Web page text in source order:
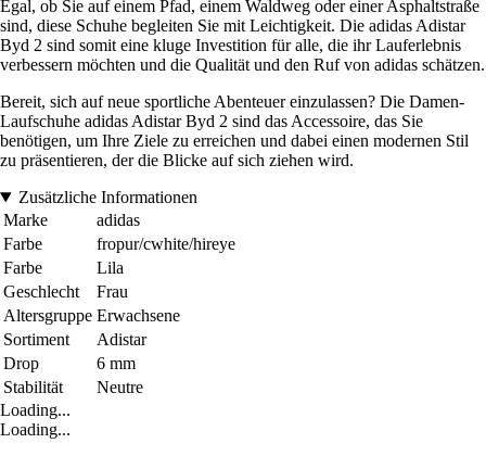
Egal, ob Sie auf einem Pfad, einem Waldweg oder einer Asphaltstraße
sind, diese Schuhe begleiten Sie mit Leichtigkeit. Die adidas Adistar
Byd 2 sind somit eine kluge Investition für alle, die ihr Lauferlebnis
verbessern möchten und die Qualität und den Ruf von adidas schätzen.
Bereit, sich auf neue sportliche Abenteuer einzulassen? Die Damen-
Laufschuhe adidas Adistar Byd 2 sind das Accessoire, das Sie
benötigen, um Ihre Ziele zu erreichen und dabei einen modernen Stil
zu präsentieren, der die Blicke auf sich ziehen wird.
Zusätzliche Informationen
Marke
adidas
Farbe
fropur/cwhite/hireye
Farbe
Lila
Geschlecht
Frau
Altersgruppe Erwachsene
Sortiment
Adistar
Drop
6 mm
Stabilität
Neutre
Loading...
Loading...